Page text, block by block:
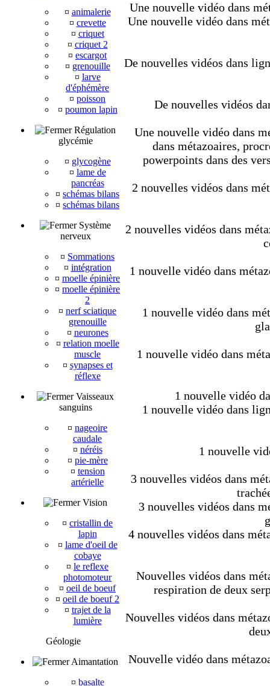
¤ animalerie
¤ crevette
¤ criquet
¤ criquet 2
¤ escargot
¤ grenouille
¤ larve
d'éphémère
¤ poisson
¤ poumon lapin
Régulation
glycémie
¤ glycogène
¤ lame de
pancréas
¤ schémas bilans
¤ schémas bilans
Système
nerveux
¤ Sommations
¤ intégration
¤ moelle épinière
¤ moelle épinière
2
¤ nerf sciatique
grenouille
¤ neurones
¤ relation moelle
muscle
¤ synapses et
réflexe
Vaisseaux
sanguins
¤ nageoire
caudale
¤ néréis
¤ pie-mère
¤ tension
artérielle
Vision
¤ cristallin de
lapin
¤ lame d'oeil de
cobaye
¤ le reflexe
photomoteur
¤ oeil de boeuf
¤ oeil de boeuf 2
¤ trajet de la
lumière
Géologie
Aimantation
¤ basalte
Une nouvelle vidéo dans
Une nouvelle vidéo dans
De nouvelles vidéos dans
De nouvelles vidéos
Une nouvelle vidéo dans
dans métazoaires,
powerpoints dans des
2 nouvelles vidéos dans
2 nouvelles vidéos dans
1 nouvelle vidéo dans
1 nouvelle vidéo dans
1 nouvelle vidéo dans
1 nouvelle vidéo
1 nouvelle vidéo dans
1 nouvelle
3 nouvelles vidéos dans
3 nouvelles vidéos dans
4 nouvelles vidéos dans
Nouvelles vidéos dans
respiration de deux
Nouvelles vidéos dans
Nouvelle vidéo dans